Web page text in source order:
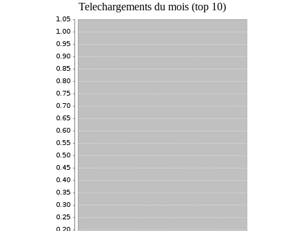
Telechargements du mois (top 10)